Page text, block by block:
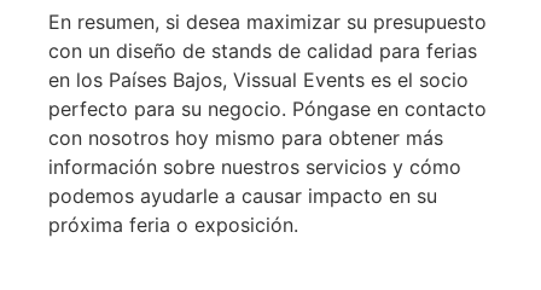
En resumen, si desea maximizar su presupuesto
con un diseño de stands de calidad para ferias
en los Países Bajos, Vissual Events es el socio
perfecto para su negocio. Póngase en contacto
con nosotros hoy mismo para obtener más
información sobre nuestros servicios y cómo
podemos ayudarle a causar impacto en su
próxima feria o exposición.